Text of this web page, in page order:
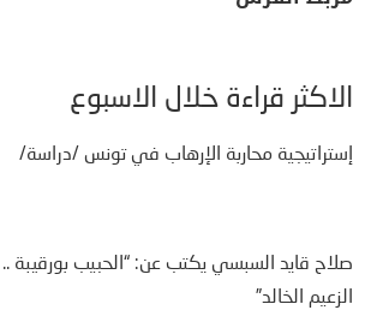
الأكثر قراءة خلال الأسبوع
إستراتيجية محاربة الإرهاب في تونس /دراسة/
صلاح قايد السبسي يكتب عن: “الحبيب بورقيبة ..
الزعيم الخالد”